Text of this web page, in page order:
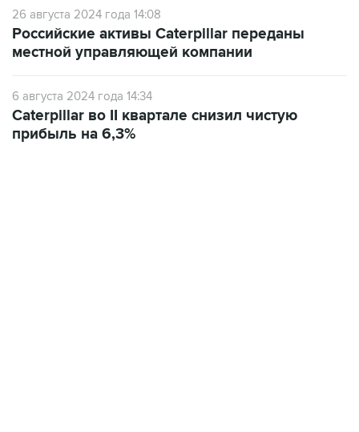
26 августа 2024 года 14:08
Российские активы Caterpillar переданы
местной управляющей компании
6 августа 2024 года 14:34
Caterpillar во II квартале снизил чистую
прибыль на 6,3%